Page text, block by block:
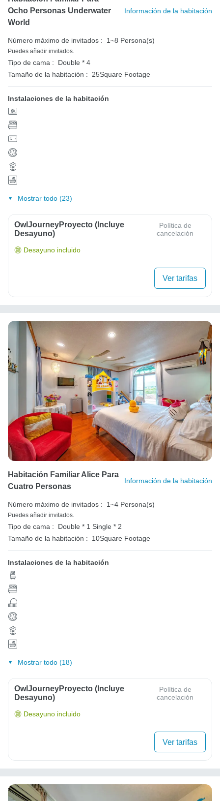
Ocho Personas Underwater
World
Información de la habitación
Número máximo de invitados : 1~8 Persona(s)
Puedes añadir invitados.
Tipo de cama :
Double * 4
Tamaño de la habitación : 25Square Footage
Instalaciones de la habitación
Mostrar todo (23)
OwlJourneyProyecto (Incluye
Desayuno)
Política de
cancelación
Desayuno incluido
Ver tarifas
Habitación Familiar Alice Para
Cuatro Personas
Información de la habitación
Número máximo de invitados : 1~4 Persona(s)
Puedes añadir invitados.
Tipo de cama : Double * 1 Single * 2
Tamaño de la habitación :
10Square Footage
Instalaciones de la habitación
Mostrar todo (18)
OwlJourneyProyecto (Incluye
Desayuno)
Política de
cancelación
Desayuno incluido
Ver tarifas